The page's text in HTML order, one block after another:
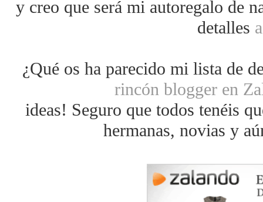
y creo que será mi autoregalo de
detalles
¿Qué os ha parecido mi lista de
rincón blogger en
ideas! Seguro que todos tenéis
hermanas, novias y